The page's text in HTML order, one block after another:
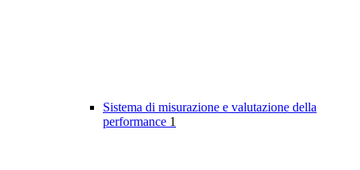
Sistema di misurazione e valutazione della
performance 1